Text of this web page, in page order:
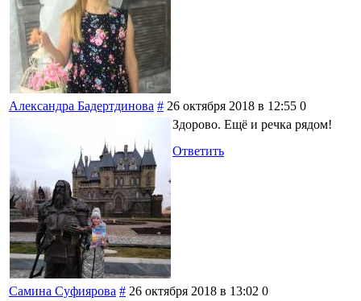
Александра Бадертдинова # 26 октября 2018 в 12:55 0
Здорово. Ещё и речка рядом!
Ответить
Самина Суфиярова # 26 октября 2018 в 13:02 0